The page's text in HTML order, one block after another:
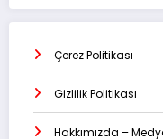
Çerez Politikası
Gizlilik Politikası
Hakkımızda –